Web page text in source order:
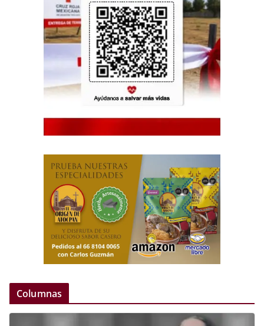
Columnas